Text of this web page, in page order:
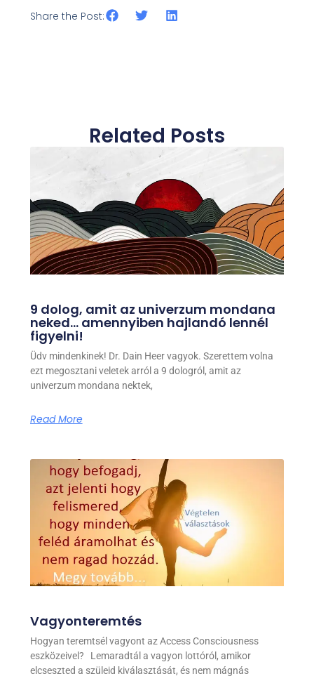
Share the Post:
Related Posts
9 dolog, amit az univerzum mondana
neked… amennyiben hajlandó lennél
figyelni!
Üdv mindenkinek! Dr. Dain Heer vagyok. Szerettem volna
ezt megosztani veletek arról a 9 dologról, amit az
univerzum mondana nektek,
Read More
Vagyonteremtés
Hogyan teremtsél vagyont az Access Consciousness
eszközeivel? Lemaradtál a vagyon lottóról, amikor
elcseszted a szüleid kiválasztását, és nem mágnás